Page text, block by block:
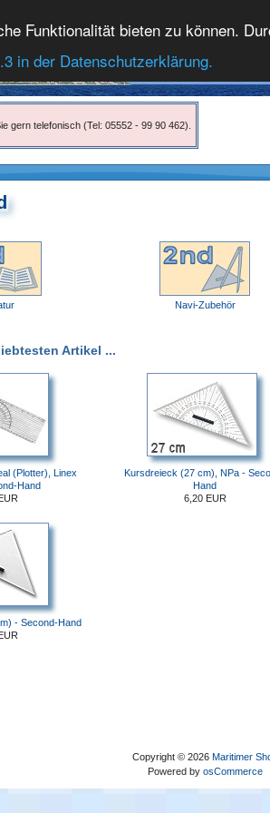
Funktionalität bieten zu können.
in der Datenschutzerklärung.
gern telefonisch (Tel: 05552 - 99 90 462).
Navi-Zubehör
Artikel ...
(Plotter), Linex
Hand
Kursdreieck (27 cm), NPa -
Hand
6,20 EUR
- Second-Hand
Copyright © 2026 Maritimer
Powered by osCommerce